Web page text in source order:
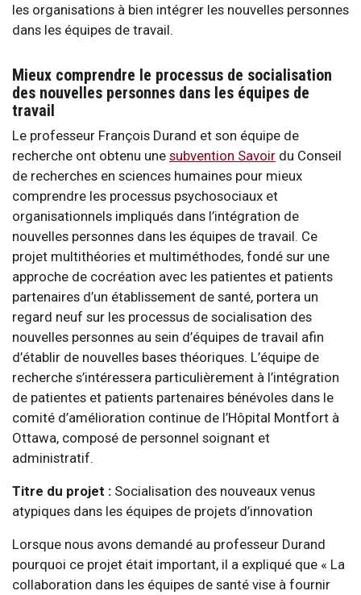
les organisations à bien intégrer les nouvelles personnes
dans les équipes de travail.
Mieux comprendre le processus de socialisation
des nouvelles personnes dans les équipes de
travail
Le professeur François Durand et son équipe de
recherche ont obtenu une subvention Savoir du Conseil
de recherches en sciences humaines pour mieux
comprendre les processus psychosociaux et
organisationnels impliqués dans l’intégration de
nouvelles personnes dans les équipes de travail. Ce
projet multithéories et multiméthodes, fondé sur une
approche de cocréation avec les patientes et patients
partenaires d’un établissement de santé, portera un
regard neuf sur les processus de socialisation des
nouvelles personnes au sein d’équipes de travail afin
d’établir de nouvelles bases théoriques. L’équipe de
recherche s’intéressera particulièrement à l’intégration
de patientes et patients partenaires bénévoles dans le
comité d’amélioration continue de l’Hôpital Montfort à
Ottawa, composé de personnel soignant et
administratif.
Titre du projet : Socialisation des nouveaux venus
atypiques dans les équipes de projets d’innovation
Lorsque nous avons demandé au professeur Durand
pourquoi ce projet était important, il a expliqué que « La
collaboration dans les équipes de santé vise à fournir